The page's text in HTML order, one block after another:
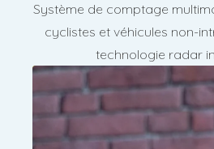
Système de comptage
cyclistes et véhicules non-
technologie radar